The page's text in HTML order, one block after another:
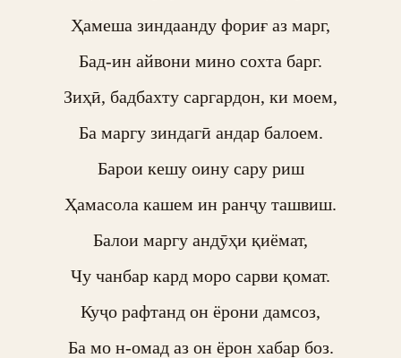
Ҳамеша зиндаанду фориғ аз марг,
Бад-ин айвони мино сохта барг.
Зиҳӣ, бадбахту саргардон, ки моем,
Ба маргу зиндагӣ андар балоем.
Барои кешу оину сару риш
Ҳамасола кашем ин ранҷу ташвиш.
Балои маргу андӯҳи қиёмат,
Чу чанбар кард моро сарви қомат.
Куҷо рафтанд он ёрони дамсоз,
Ба мо н-омад аз он ёрон хабар боз.